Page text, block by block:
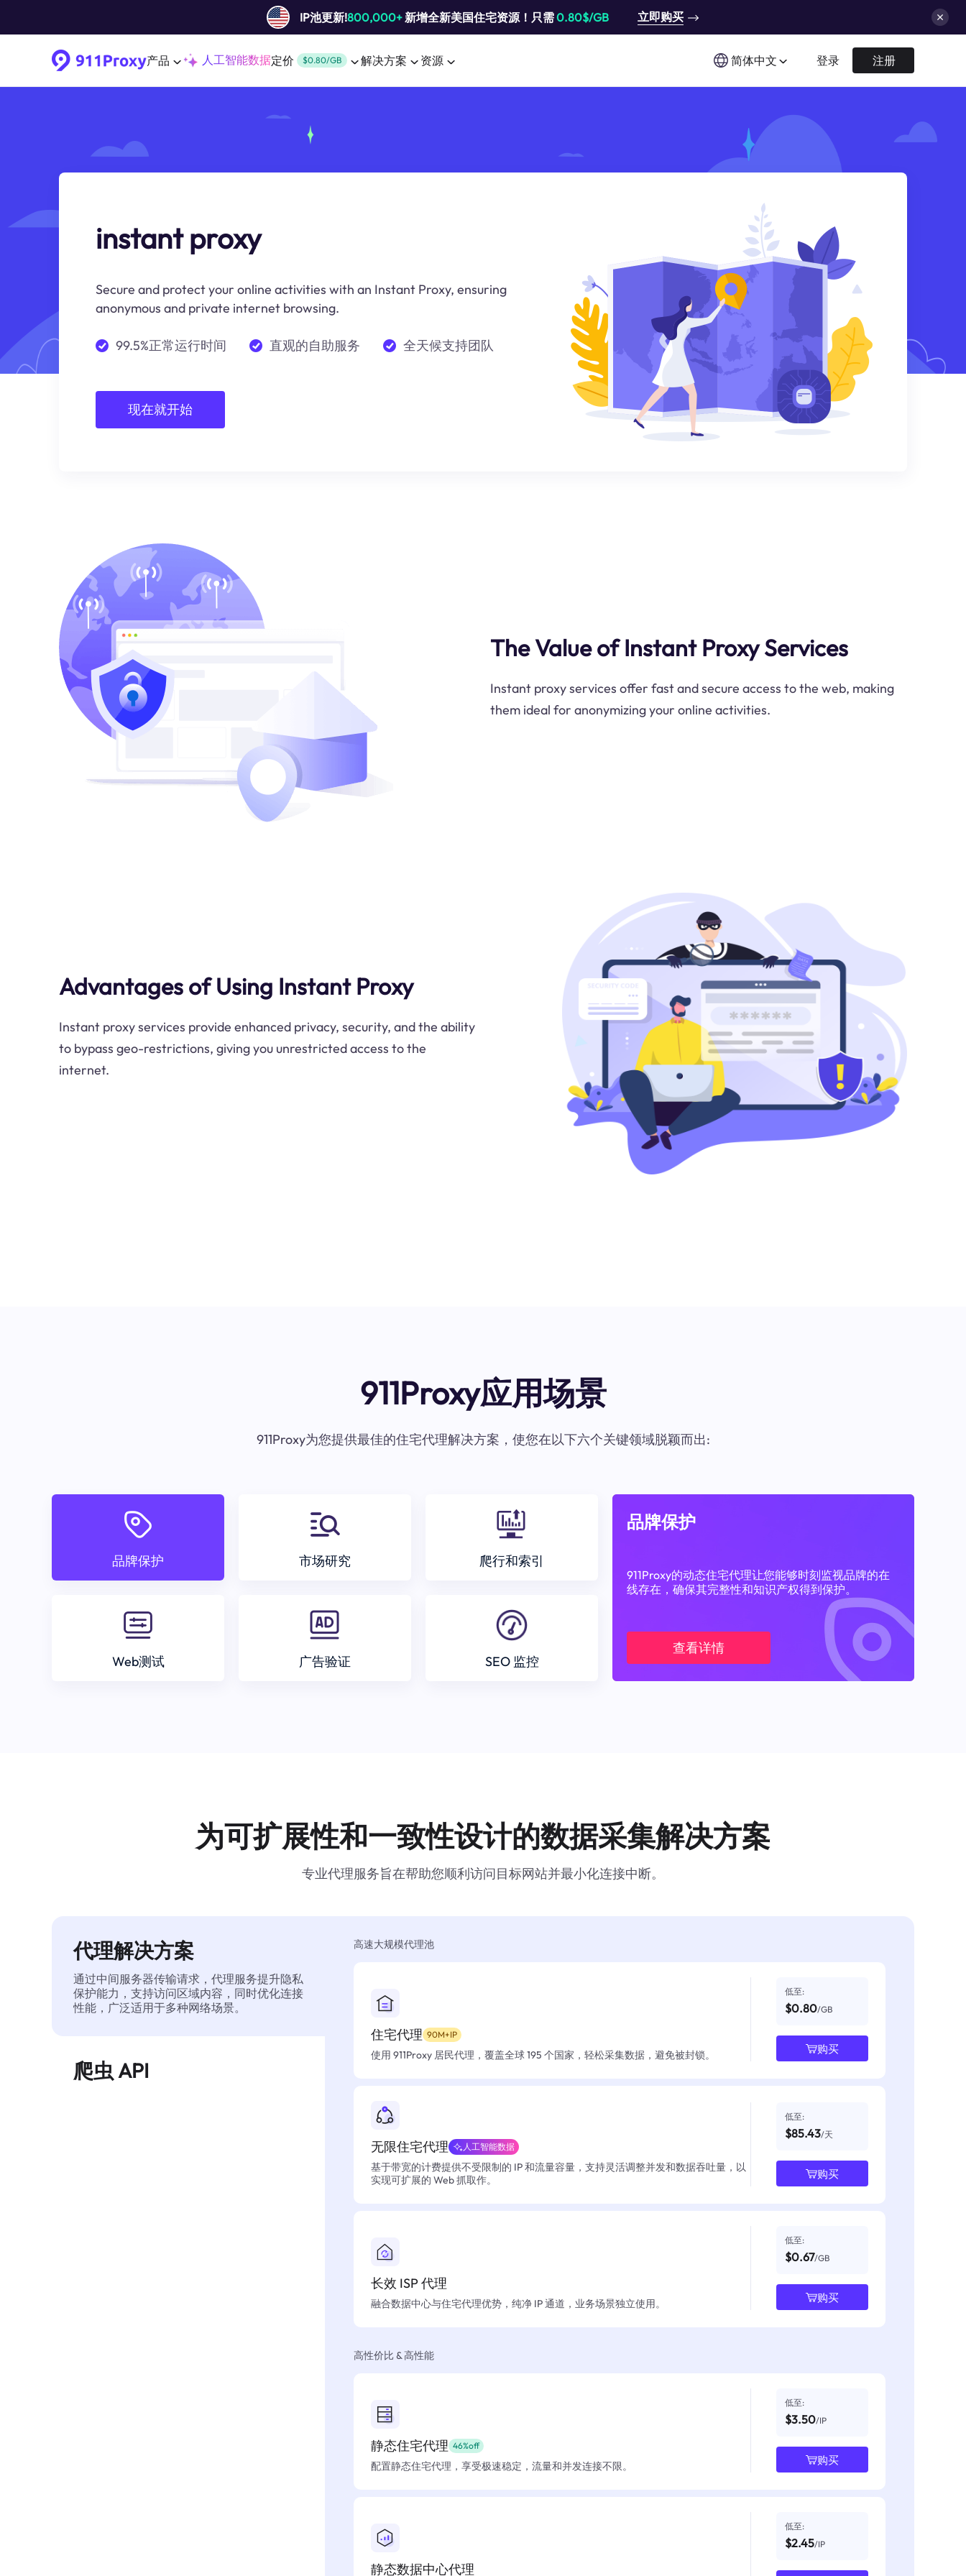
IP池更新!800,000+新增全新美国住宅资源！只需0.80$/GB 立即购买
产品 人工智能数据定价 $0.80/GB 解决方案 资源 简体中文 登录 注册
instant proxy
Secure and protect your online activities with an Instant Proxy, ensuring
anonymous and private internet browsing.
99.5%正常运行时间 直观的自助服务 全天候支持团队
现在就开始
The Value of Instant Proxy Services
Instant proxy services offer fast and secure access to the web, making
them ideal for anonymizing your online activities.
Advantages of Using Instant Proxy
Instant proxy services provide enhanced privacy, security, and the ability
to bypass geo-restrictions, giving you unrestricted access to the
internet.
911Proxy应用场景
911Proxy为您提供最佳的住宅代理解决方案，使您在以下六个关键领域脱颖而出:
品牌保护 市场研究 爬行和索引
Web测试 广告验证 SEO 监控
品牌保护
911Proxy的动态住宅代理让您能够时刻监视品牌的在
线存在，确保其完整性和知识产权得到保护。
查看详情
为可扩展性和一致性设计的数据采集解决方案
专业代理服务旨在帮助您顺利访问目标网站并最小化连接中断。
代理解决方案
通过中间服务器传输请求，代理服务提升隐私
保护能力，支持访问区域内容，同时优化连接
性能，广泛适用于多种网络场景。
爬虫 API
高速大规模代理池
住宅代理 90M+IP
使用 911Proxy 居民代理，覆盖全球 195 个国家，轻松采集数据，避免被封锁。
低至:
$0.80/GB
购买
无限住宅代理 人工智能数据
基于带宽的计费提供不受限制的 IP 和流量容量，支持灵活调整并发和数据吞吐量，以
实现可扩展的 Web 抓取作。
低至:
$85.43/天
购买
长效 ISP 代理
融合数据中心与住宅代理优势，纯净 IP 通道，业务场景独立使用。
低至:
$0.67/GB
购买
高性价比 & 高性能
静态住宅代理 46%off
配置静态住宅代理，享受极速稳定，流量和并发连接不限。
低至:
$3.50/IP
购买
静态数据中心代理
低至:
$2.45/IP